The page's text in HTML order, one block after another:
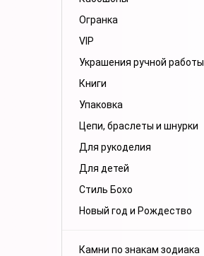
Огранка
VIP
Украшения ручной работы
Книги
Упаковка
Цепи, браслеты и шнурки
Для рукоделия
Для детей
Стиль Бохо
Новый год и Рождество
Камни по знакам зодиака